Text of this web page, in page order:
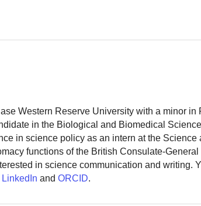
Western Reserve University with a minor in
in the Biological and Biomedical
in science policy as an intern at the Science
functions of the British Consulate-
in science communication and writing.
LinkedIn andORCID.